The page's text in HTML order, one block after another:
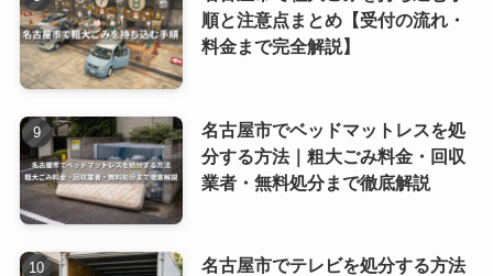
順と注意点まとめ【受付の流れ・
料金まで完全解説】
名古屋市でベッドマットレスを処
分する方法｜粗大ごみ料金・回収
業者・無料処分まで徹底解説
名古屋市でテレビを処分する方法